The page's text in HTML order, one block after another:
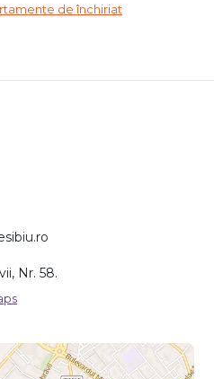
de închiriat
Nr. 58.